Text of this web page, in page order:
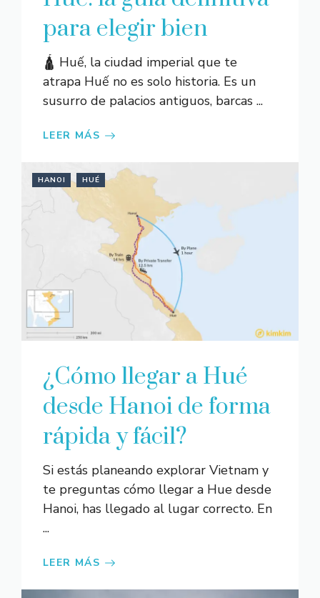
para elegir bien
🛕 Huế, la ciudad imperial que te
atrapa Huế no es solo historia. Es un
susurro de palacios antiguos, barcas ...
LEER MÁS
HANOI HUÉ
¿Cómo llegar a Hué
desde Hanoi de forma
rápida y fácil?
Si estás planeando explorar Vietnam y
te preguntas cómo llegar a Hue desde
Hanoi, has llegado al lugar correcto. En
...
LEER MÁS